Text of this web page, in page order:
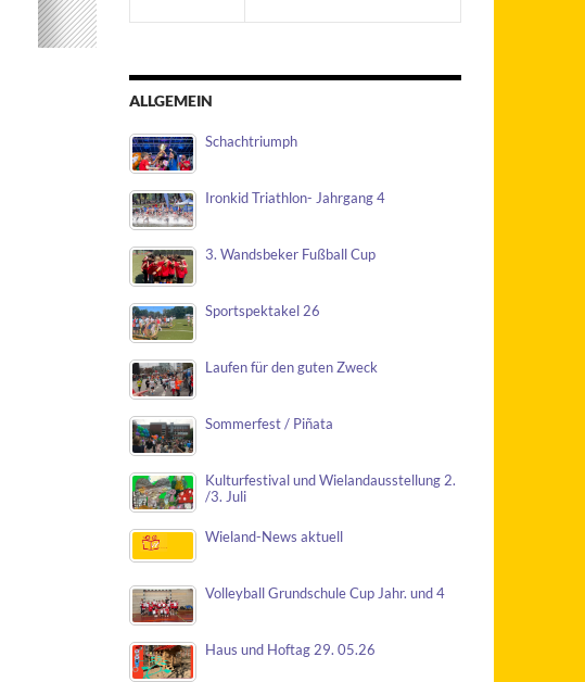
ALLGEMEIN
Schachtriumph
Ironkid Triathlon- Jahrgang 4
3. Wandsbeker Fußball Cup
Sportspektakel 26
Laufen für den guten Zweck
Sommerfest / Piñata
Kulturfestival und Wielandausstellung 2.
/3. Juli
Wieland-News aktuell
Volleyball Grundschule Cup Jahr. und 4
Haus und Hoftag 29. 05.26